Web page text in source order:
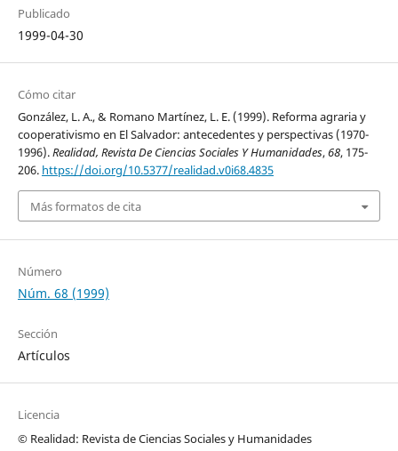
Publicado
1999-04-30
Cómo citar
González, L. A., & Romano Martínez, L. E. (1999). Reforma agraria y
cooperativismo en El Salvador: antecedentes y perspectivas (1970-
1996).Realidad, Revista De Ciencias Sociales Y Humanidades,68, 175-
206. https://doi.org/10.5377/realidad.v0i68.4835
Más formatos de cita
Número
Núm. 68 (1999)
Sección
Artículos
Licencia
© Realidad: Revista de Ciencias Sociales y Humanidades